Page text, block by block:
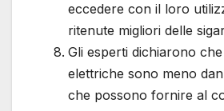
eccedere con il loro
ritenute migliori delle
Gli esperti dichiarono
elettriche sono meno
che possono fornire al